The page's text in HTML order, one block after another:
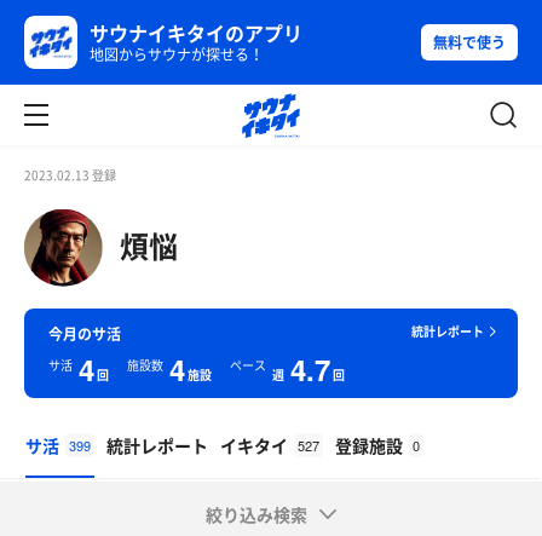
サウナイキタイのアプリ
地図からサウナが探せる！
無料で使う
2023.02.13 登録
煩悩
統計レポート
今月のサ活
サ活 4回
施設数 4施設
ペース
週 4.7回
サ活 399 統計レポート イキタイ 527 登録施設 0
絞り込み検索